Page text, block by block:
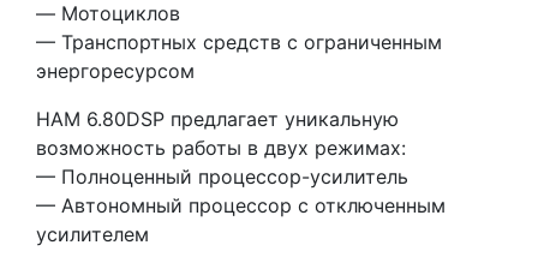
— Мотоциклов
— Транспортных средств с ограниченным
энергоресурсом
HAM 6.80DSP предлагает уникальную
возможность работы в двух режимах:
— Полноценный процессор-усилитель
— Автономный процессор с отключенным
усилителем